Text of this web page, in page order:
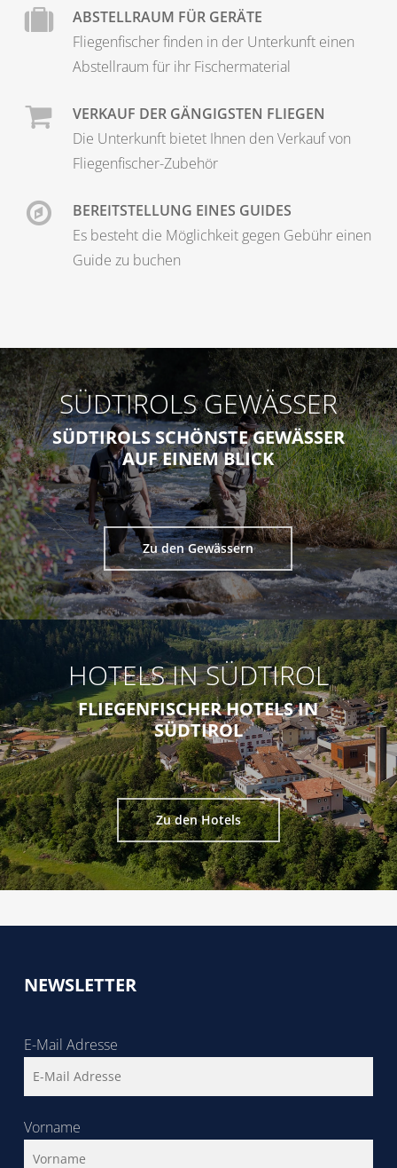
ABSTELLRAUM FÜR GERÄTE
Fliegenfischer finden in der Unterkunft einen
Abstellraum für ihr Fischermaterial
VERKAUF DER GÄNGIGSTEN FLIEGEN
Die Unterkunft bietet Ihnen den Verkauf von
Fliegenfischer-Zubehör
BEREITSTELLUNG EINES GUIDES
Es besteht die Möglichkeit gegen Gebühr einen
Guide zu buchen
SÜDTIROLS GEWÄSSER
SÜDTIROLS SCHÖNSTE GEWÄSSER
AUF EINEM BLICK
Zu den Gewässern
HOTELS IN SÜDTIROL
FLIEGENFISCHER HOTELS IN
SÜDTIROL
Zu den Hotels
NEWSLETTER
E-Mail Adresse
Vorname